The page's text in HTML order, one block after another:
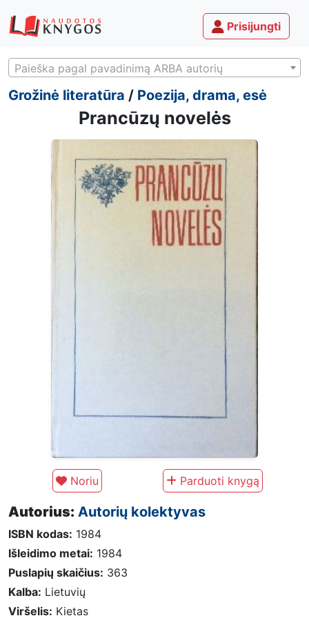
Prisijungti
Paieška pagal pavadinimą ARBA autorių
Grožinė literatūra / Poezija, drama, esė
Prancūzų novelės
Noriu Parduoti knygą
Autorius: Autorių kolektyvas
ISBN kodas: 1984
Išleidimo metai: 1984
Puslapių skaičius: 363
Kalba: Lietuvių
Viršelis: Kietas